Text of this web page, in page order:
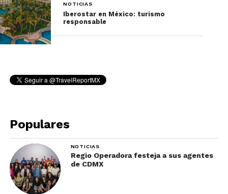
NOTICIAS
Iberostar en México: turismo
responsable
Populares
NOTICIAS
Regio Operadora festeja a sus agentes
de CDMX